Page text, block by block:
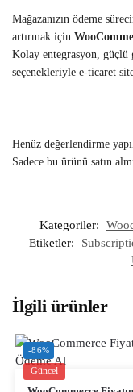
Mağazanızın ödeme
artırmak için
Kolay entegrasyon, güçlü
seçenekleriyle e-ticaret
Henüz değerlendirme
Sadece bu ürünü satın
Kategoriler:
Etiketler:
İlgili ürünler
-86%
Güncel